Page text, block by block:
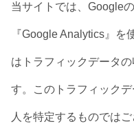
当サイトでは、Google
『Google Analytics』
はトラフィックデータ
す。このトラフィック
人を特定するものではご